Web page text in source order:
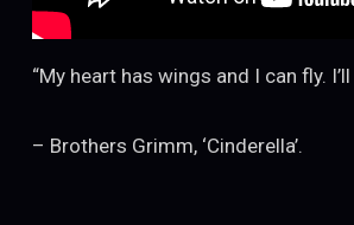
“My heart has wings and I can fly.
– Brothers Grimm, ‘Cinderella’.